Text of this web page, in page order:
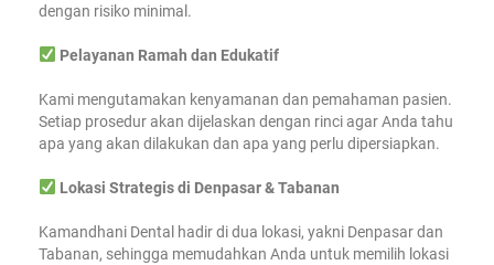
dengan risiko minimal.
Pelayanan Ramah dan Edukatif
Kami mengutamakan kenyamanan dan pemahaman pasien.
Setiap prosedur akan dijelaskan dengan rinci agar Anda tahu
apa yang akan dilakukan dan apa yang perlu dipersiapkan.
Lokasi Strategis di Denpasar & Tabanan
Kamandhani Dental hadir di dua lokasi, yakni Denpasar dan
Tabanan, sehingga memudahkan Anda untuk memilih lokasi